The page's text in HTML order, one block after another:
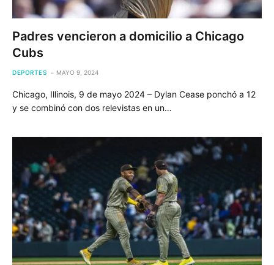
Padres vencieron a domicilio a Chicago
Cubs
DEPORTES MAYO 9, 2024
Chicago, Illinois, 9 de mayo 2024 – Dylan Cease ponchó a 12
y se combinó con dos relevistas en un…